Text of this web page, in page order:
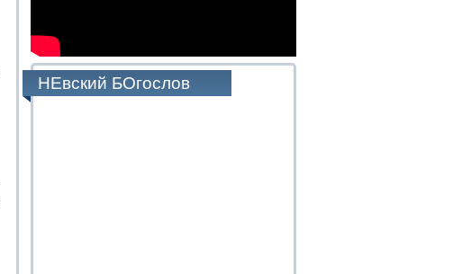
НЕвский БОгослов